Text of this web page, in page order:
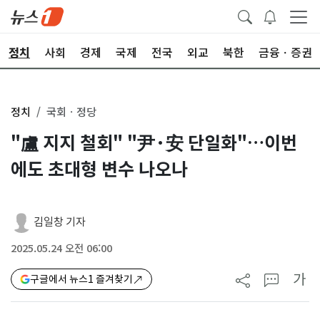
정치 사회 경제 국제 전국 외교 북한 금융ㆍ증권
정치 국회ㆍ정당
"盧 지지 철회" "尹·安 단일화"…이번
에도 초대형 변수 나오나
김일창 기자
2025.05.24 오전 06:00
구글에서 뉴스1 즐겨찾기 가